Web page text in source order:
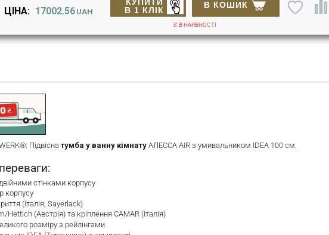
ЦІНА: 17002.56 UAH
В КОШИК
В 1 КЛІК
Є В НАЯВНОСТІ
Підвіснатумба у ванну кімнату АЛЕССА AIR з умивальником IDEA 100 см.
стінками корпусу
корпусу
(Італія, Sayerlack)
(Австрія) та кріплення CAMAR (Італія)
розміру з рейлінгами